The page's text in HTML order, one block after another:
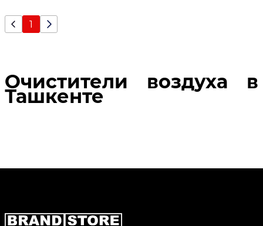
1
Очистители воздуха в
Ташкенте